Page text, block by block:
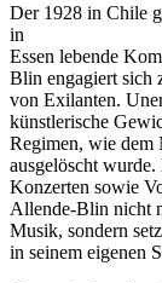
Der 1928 in Chile
in
Essen lebende
Blin engagiert sich
von Exilanten.
künstlerische
Regimen, wie dem
ausgelöscht
Konzerten sowie
Allende-Blin nicht
Musik, sondern
in seinem eigenen